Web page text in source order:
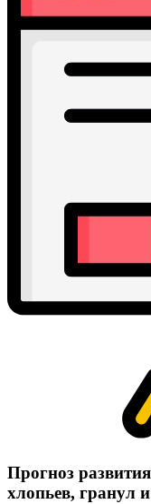
Прогноз
хлопьев, гранул